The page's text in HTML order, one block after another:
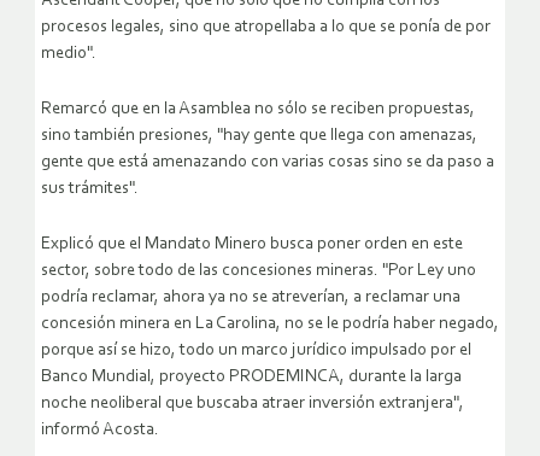
procesos legales, sino que atropellaba a lo que se ponía de por
medio".
Remarcó que en la Asamblea no sólo se reciben propuestas,
sino también presiones, "hay gente que llega con amenazas,
gente que está amenazando con varias cosas sino se da paso a
sus trámites".
Explicó que el Mandato Minero busca poner orden en este
sector, sobre todo de las concesiones mineras. "Por Ley uno
podría reclamar, ahora ya no se atreverían, a reclamar una
concesión minera en La Carolina, no se le podría haber negado,
porque así se hizo, todo un marco jurídico impulsado por el
Banco Mundial, proyecto PRODEMINCA, durante la larga
noche neoliberal que buscaba atraer inversión extranjera",
informó Acosta.